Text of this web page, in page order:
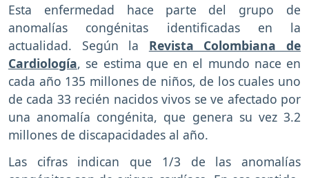
Esta enfermedad hace parte del grupo de
anomalías congénitas identificadas en la
actualidad. Según la Revista Colombiana de
Cardiología, se estima que en el mundo nace en
cada año 135 millones de niños, de los cuales uno
de cada 33 recién nacidos vivos se ve afectado por
una anomalía congénita, que genera su vez 3.2
millones de discapacidades al año.
Las cifras indican que 1/3 de las anomalías